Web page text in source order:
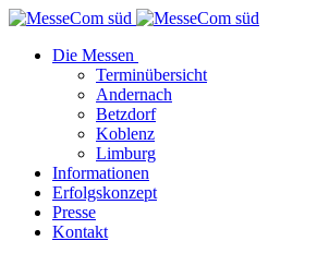
Die Messen
Terminübersicht
Andernach
Betzdorf
Koblenz
Limburg
Informationen
Erfolgskonzept
Presse
Kontakt